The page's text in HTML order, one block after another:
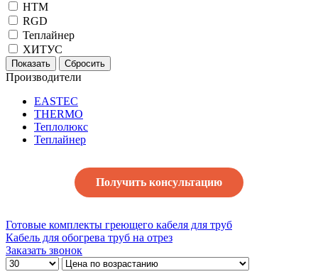
HTM
RGD
Теплайнер
ХИТУС
Производители
EASTEC
THERMO
Теплолюкс
Теплайнер
Получить консультацию
Готовые комплекты греющего кабеля для труб
Кабель для обогрева труб на отрез
Заказать звонок